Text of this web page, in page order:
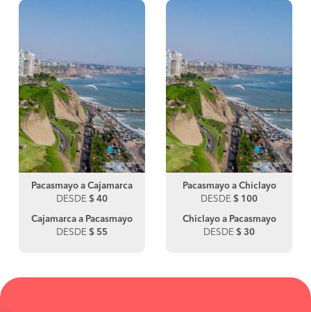
Pacasmayo a Cajamarca
DESDE $ 40
Cajamarca a Pacasmayo
DESDE $ 55
Pacasmayo a Chiclayo
DESDE $ 100
Chiclayo a Pacasmayo
DESDE $ 30